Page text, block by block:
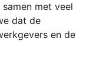
met veel
dat de
en de